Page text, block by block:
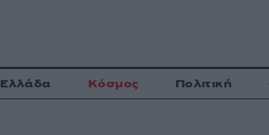
Ελλάδα Κόσμος Πολιτική